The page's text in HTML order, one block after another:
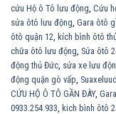
cứu Hộ ô Tô lưu động Cứu
sửa ôtô lưu động Gara ôtô
ôtô quận 12 kích bình ôtô
chữa ôtô lưu động Sửa ôtô
động thủ Đức sửa xe lưu
động quận gò vấp
CỨU HỘ Ô TÔ GẦN ĐÂY,
0933.254.933 kich bình ôtô